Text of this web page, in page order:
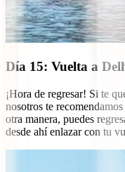
Día 15: Vuelta a
¡Hora de regresar! Si te
nosotros te
otra manera, puedes
desde ahí enlazar con tu